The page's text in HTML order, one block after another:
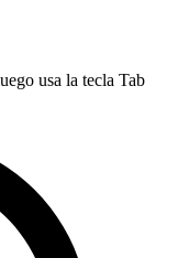
usa la tecla Tab